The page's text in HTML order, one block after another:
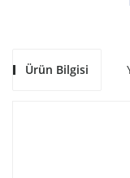
Ürün Bilgisi